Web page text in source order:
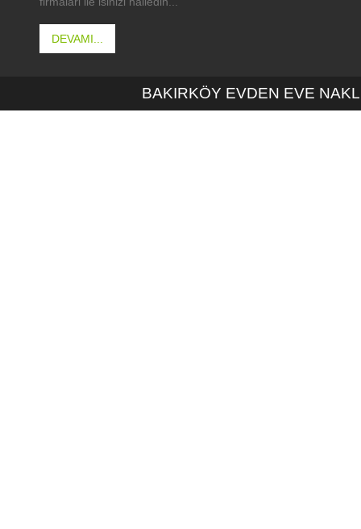
DEVAMI...
BAKIRKÖY EVDEN EVE